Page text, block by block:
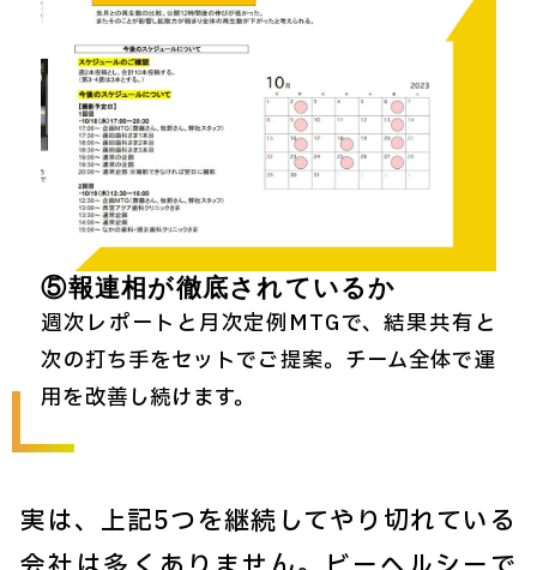
⑤報連相が徹底されているか
週次レポートと月次定例MTGで、結果共有と
次の打ち手をセットでご提案。チーム全体で運
用を改善し続けます。
実は、上記5つを継続してやり切れている